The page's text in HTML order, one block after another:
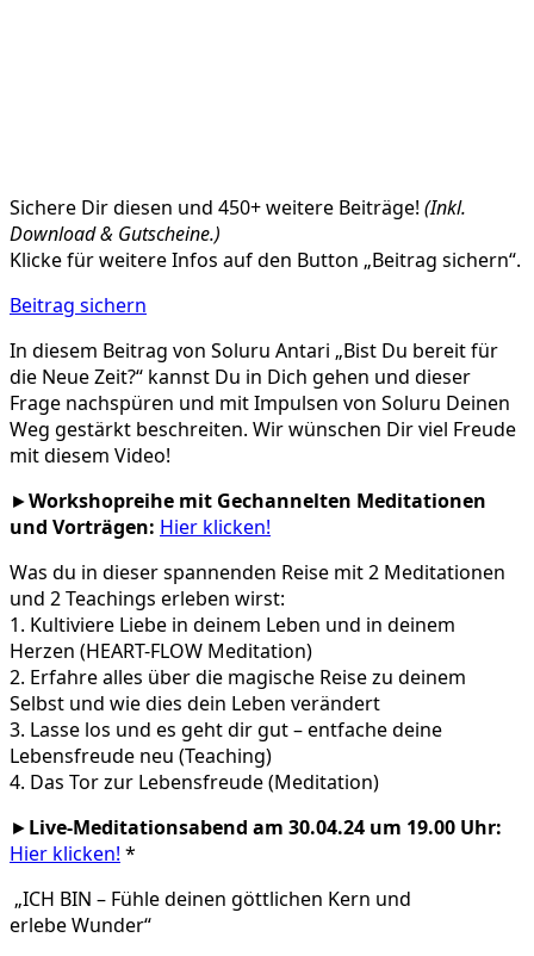
Sichere Dir diesen und 450+ weitere Beiträge! (Inkl.
Download & Gutscheine.)
Klicke für weitere Infos auf den Button „Beitrag sichern“.
Beitrag sichern
In diesem Beitrag von Soluru Antari „Bist Du bereit für
die Neue Zeit?“ kannst Du in Dich gehen und dieser
Frage nachspüren und mit Impulsen von Soluru Deinen
Weg gestärkt beschreiten. Wir wünschen Dir viel Freude
mit diesem Video!
►Workshopreihe mit Gechannelten Meditationen
und Vorträgen: Hier klicken!
Was du in dieser spannenden Reise mit 2 Meditationen
und 2 Teachings erleben wirst:
1. Kultiviere Liebe in deinem Leben und in deinem
Herzen (HEART-FLOW Meditation)
2. Erfahre alles über die magische Reise zu deinem
Selbst und wie dies dein Leben verändert
3. Lasse los und es geht dir gut – entfache deine
Lebensfreude neu (Teaching)
4. Das Tor zur Lebensfreude (Meditation)
►Live-Meditationsabend am 30.04.24 um 19.00 Uhr:
Hier klicken! *
„ICH BIN – Fühle deinen göttlichen Kern und
erlebe Wunder“